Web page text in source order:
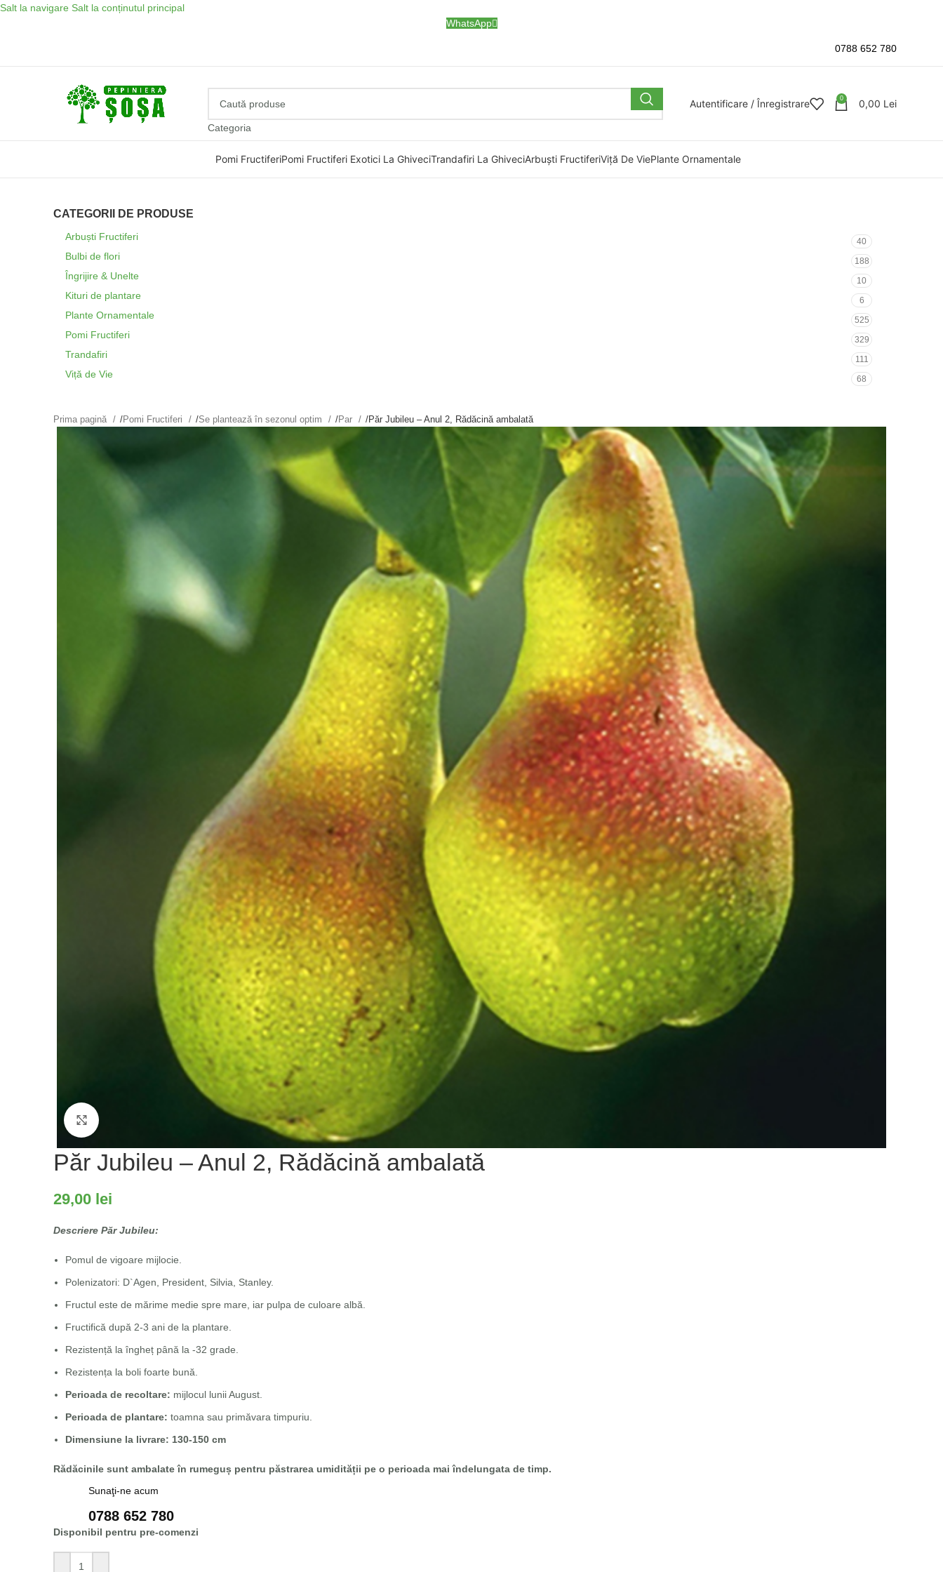
Salt la navigare Salt la conținutul principal
WhatsApp
0788 652 780
Categoria
Autentificare / Înregistrare 0 0,00 Lei
Pomi FructiferiPomi Fructiferi Exotici La GhiveciTrandafiri La GhiveciArbuști FructiferiViță De ViePlante Ornamentale
CATEGORII DE PRODUSE
Arbuști Fructiferi 40
Bulbi de flori 188
Îngrijire & Unelte 10
Kituri de plantare 6
Plante Ornamentale 525
Pomi Fructiferi 329
Trandafiri 111
Viță de Vie 68
Prima pagină /Pomi Fructiferi /Se plantează în sezonul optim /Par /Păr Jubileu – Anul 2, Rădăcină ambalată
Păr Jubileu – Anul 2, Rădăcină ambalată
29,00 lei
Descriere Păr Jubileu:
Pomul de vigoare mijlocie.
Polenizatori: D`Agen, President, Silvia, Stanley.
Fructul este de mărime medie spre mare, iar pulpa de culoare albă.
Fructifică după 2-3 ani de la plantare.
Rezistență la îngheț până la -32 grade.
Rezistența la boli foarte bună.
Perioada de recoltare: mijlocul lunii August.
Perioada de plantare: toamna sau primăvara timpuriu.
Dimensiune la livrare: 130-150 cm
Rădăcinile sunt ambalate în rumeguș pentru păstrarea umidității pe o perioada mai îndelungata de timp.
Sunaţi-ne acum
0788 652 780
Disponibil pentru pre-comenzi